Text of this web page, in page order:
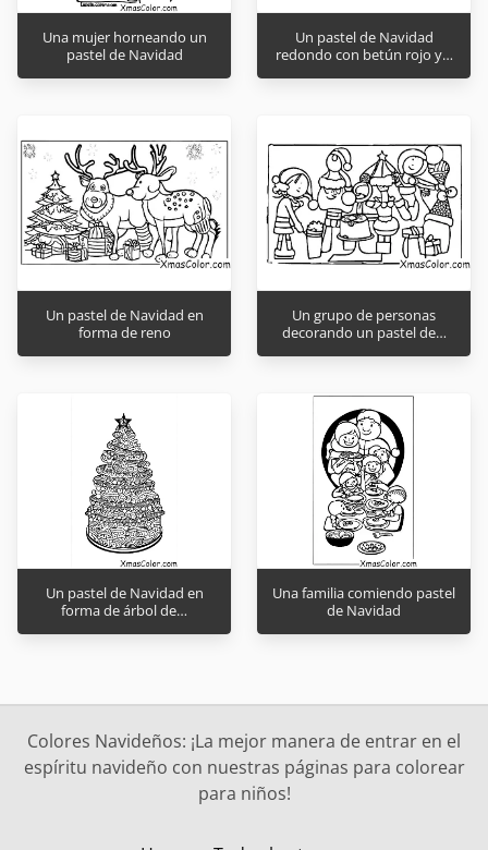
Una mujer horneando un
pastel de Navidad
Un pastel de Navidad
redondo con betún rojo y…
Un pastel de Navidad en
forma de reno
Un grupo de personas
decorando un pastel de…
Un pastel de Navidad en
forma de árbol de…
Una familia comiendo pastel
de Navidad
Colores Navideños: ¡La mejor manera de entrar en el
espíritu navideño con nuestras páginas para colorear
para niños!